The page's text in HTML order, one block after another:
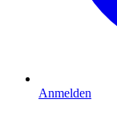
Anmelden